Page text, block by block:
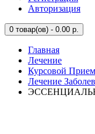
Авторизация
0 товар(ов) - 0.00 р.
Главная
Лечение
Курсовой
Лечение